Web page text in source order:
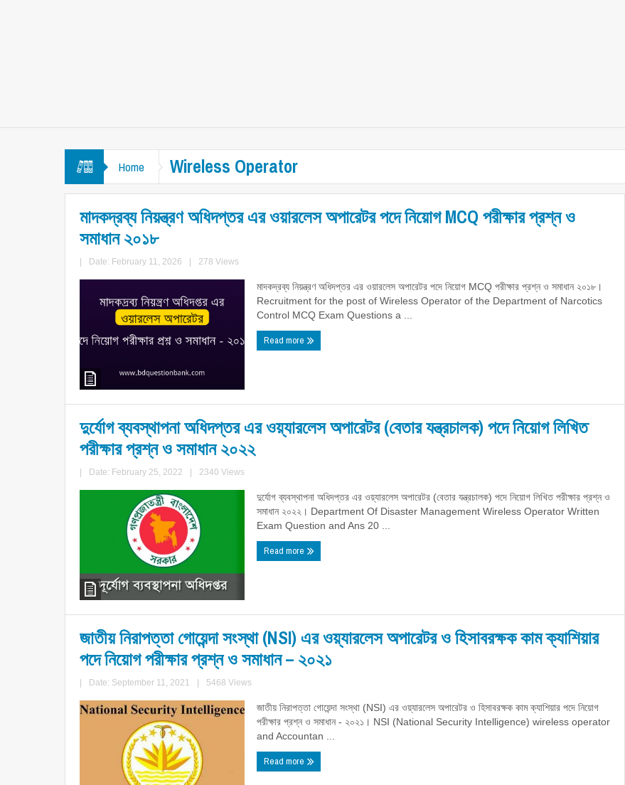
Home Wireless Operator
মাদকদ্রব্য নিয়ন্ত্রণ অধিদপ্তর এর ওয়ারলেস অপারেটর পদে নিয়োগ MCQ পরীক্ষার প্রশ্ন ও
সমাধান ২০১৮
Date: February 11, 2026 278 Views
মাদকদ্রব্য নিয়ন্ত্রণ অধিদপ্তর এর ওয়ারলেস অপারেটর পদে নিয়োগ MCQ পরীক্ষার প্রশ্ন ও সমাধান ২০১৮।
Recruitment for the post of Wireless Operator of the Department of Narcotics
Control MCQ Exam Questions a ...
Read more
দুর্যোগ ব্যবস্থাপনা অধিদপ্তর এর ওয়্যারলেস অপারেটর (বেতার যন্ত্রচালক) পদে নিয়োগ লিখিত
পরীক্ষার প্রশ্ন ও সমাধান ২০২২
Date: February 25, 2022 2340 Views
দুর্যোগ ব্যবস্থাপনা অধিদপ্তর এর ওয়্যারলেস অপারেটর (বেতার যন্ত্রচালক) পদে নিয়োগ লিখিত পরীক্ষার প্রশ্ন ও
সমাধান ২০২২। Department Of Disaster Management Wireless Operator Written
Exam Question and Ans 20 ...
Read more
জাতীয় নিরাপত্তা গোয়েন্দা সংস্থা (NSI) এর ওয়্যারলেস অপারেটর ও হিসাবরক্ষক কাম ক্যাশিয়ার
পদে নিয়োগ পরীক্ষার প্রশ্ন ও সমাধান – ২০২১
Date: September 11, 2021 5468 Views
জাতীয় নিরাপত্তা গােয়েন্দা সংস্থা (NSI) এর ওয়্যারলেস অপারেটর ও হিসাবরক্ষক কাম ক্যাশিয়ার পদে নিয়োগ
পরীক্ষার প্রশ্ন ও সমাধান - ২০২১। NSI (National Security Intelligence) wireless operator
and Accountan ...
Read more